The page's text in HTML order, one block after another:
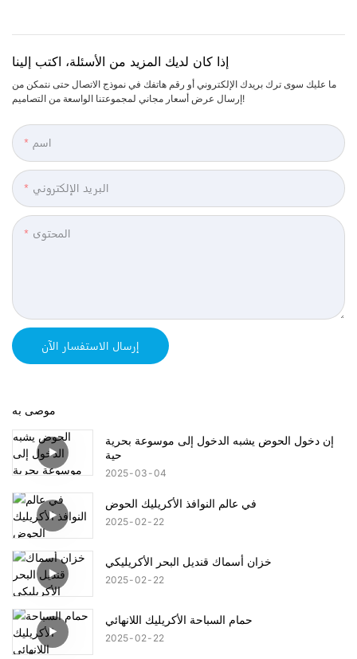
إذا كان لديك المزيد من الأسئلة، اكتب إلينا
ما عليك سوى ترك بريدك الإلكتروني أو رقم هاتفك في نموذج الاتصال حتى نتمكن من
إرسال عرض أسعار مجاني لمجموعتنا الواسعة من التصاميم!
اسم
البريد الإلكتروني
المحتوى
إرسال الاستفسار الآن
موصى به
إن دخول الحوض يشبه الدخول إلى موسوعة بحرية
حية
2025 03 04
في عالم النوافذ الأكريليك الحوض
2025 02 22
خزان أسماك قنديل البحر الأكريليكي
2025 02 22
حمام السباحة الأكريليك اللانهائي
2025 02 22